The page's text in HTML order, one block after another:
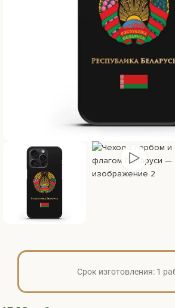
Срок изготовления: 1